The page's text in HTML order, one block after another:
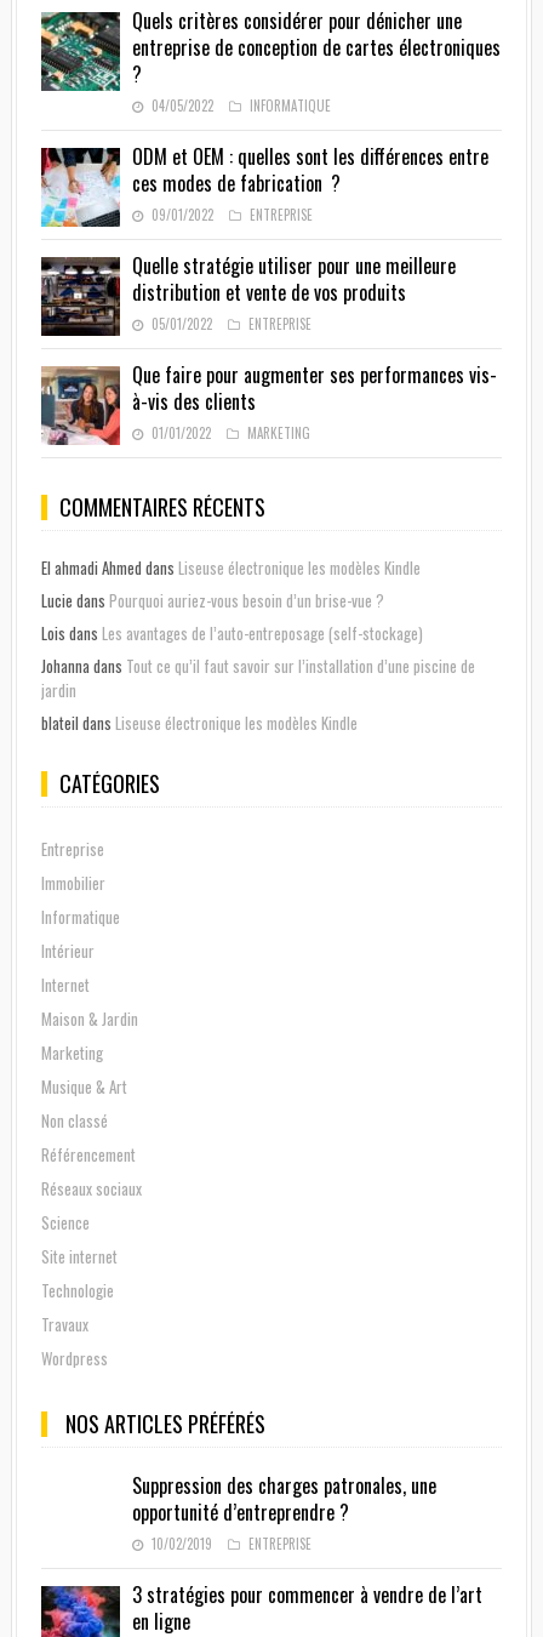
Quels critères considérer pour dénicher une
entreprise de conception de cartes électroniques
?
04/05/2022 INFORMATIQUE
ODM et OEM : quelles sont les différences entre
ces modes de fabrication ?
09/01/2022 ENTREPRISE
Quelle stratégie utiliser pour une meilleure
distribution et vente de vos produits
05/01/2022 ENTREPRISE
Que faire pour augmenter ses performances vis-
à-vis des clients
01/01/2022 MARKETING
COMMENTAIRES RÉCENTS
El ahmadi Ahmed dans Liseuse électronique les modèles Kindle
Lucie dans Pourquoi auriez-vous besoin d’un brise-vue ?
Lois dans Les avantages de l’auto-entreposage (self-stockage)
Johanna dans Tout ce qu’il faut savoir sur l’installation d’une piscine de
jardin
blateil dans Liseuse électronique les modèles Kindle
CATÉGORIES
Entreprise
Immobilier
Informatique
Intérieur
Internet
Maison & Jardin
Marketing
Musique & Art
Non classé
Référencement
Réseaux sociaux
Science
Site internet
Technologie
Travaux
Wordpress
NOS ARTICLES PRÉFÉRÉS
Suppression des charges patronales, une
opportunité d’entreprendre ?
10/02/2019 ENTREPRISE
3 stratégies pour commencer à vendre de l’art
en ligne